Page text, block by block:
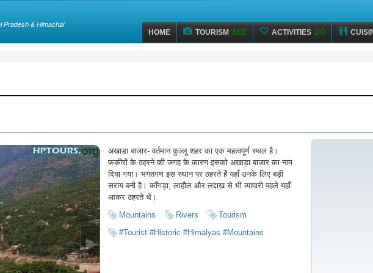
Pradesh & Himachal
HOME TOURISM SEE ACTIVITIES DO
अखाडा बाजार- वर्तमान कुल्लू शहर का एक महत्वपूर्ण स्थल है।
फकीरों के ठहरने की जगह के कारण इसको अखाड़ा बाजार का नाम
दिया गया। भगतगण इस स्थान पर ठहरते हैं यहाँ उनके लिए बड़ी
सराय बनी है। काँगड़ा, लाहौल और लद्दाख से भी व्यापारी पहले यहाँ
आकर ठहरते थे।
Mountains
Rivers
Tourism
#tourist #historic #himalyas #mountains